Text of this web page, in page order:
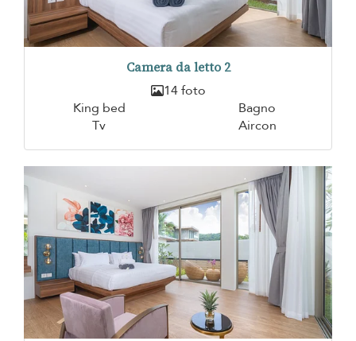
Camera da letto 2
14 foto
King bed
Bagno
Tv
Aircon